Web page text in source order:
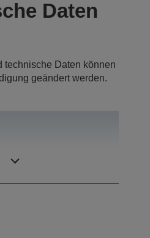
Daten
technische Daten können
geändert werden.